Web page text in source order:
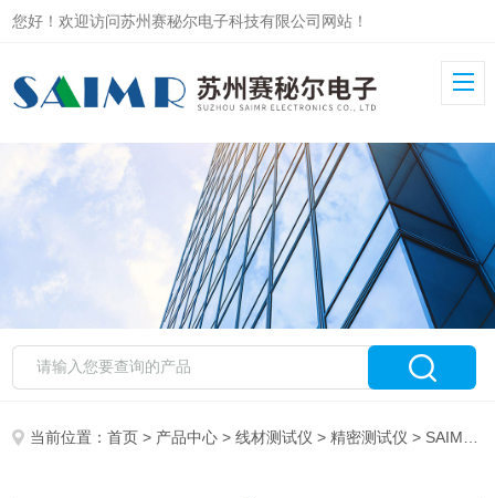
您好！欢迎访问苏州赛秘尔电子科技有限公司网站！
当前位置：首页 > 产品中心 >线材测试仪 >精密测试仪 > SAIMR4000扫码测试标签打印线缆测试仪搭配上位机软件